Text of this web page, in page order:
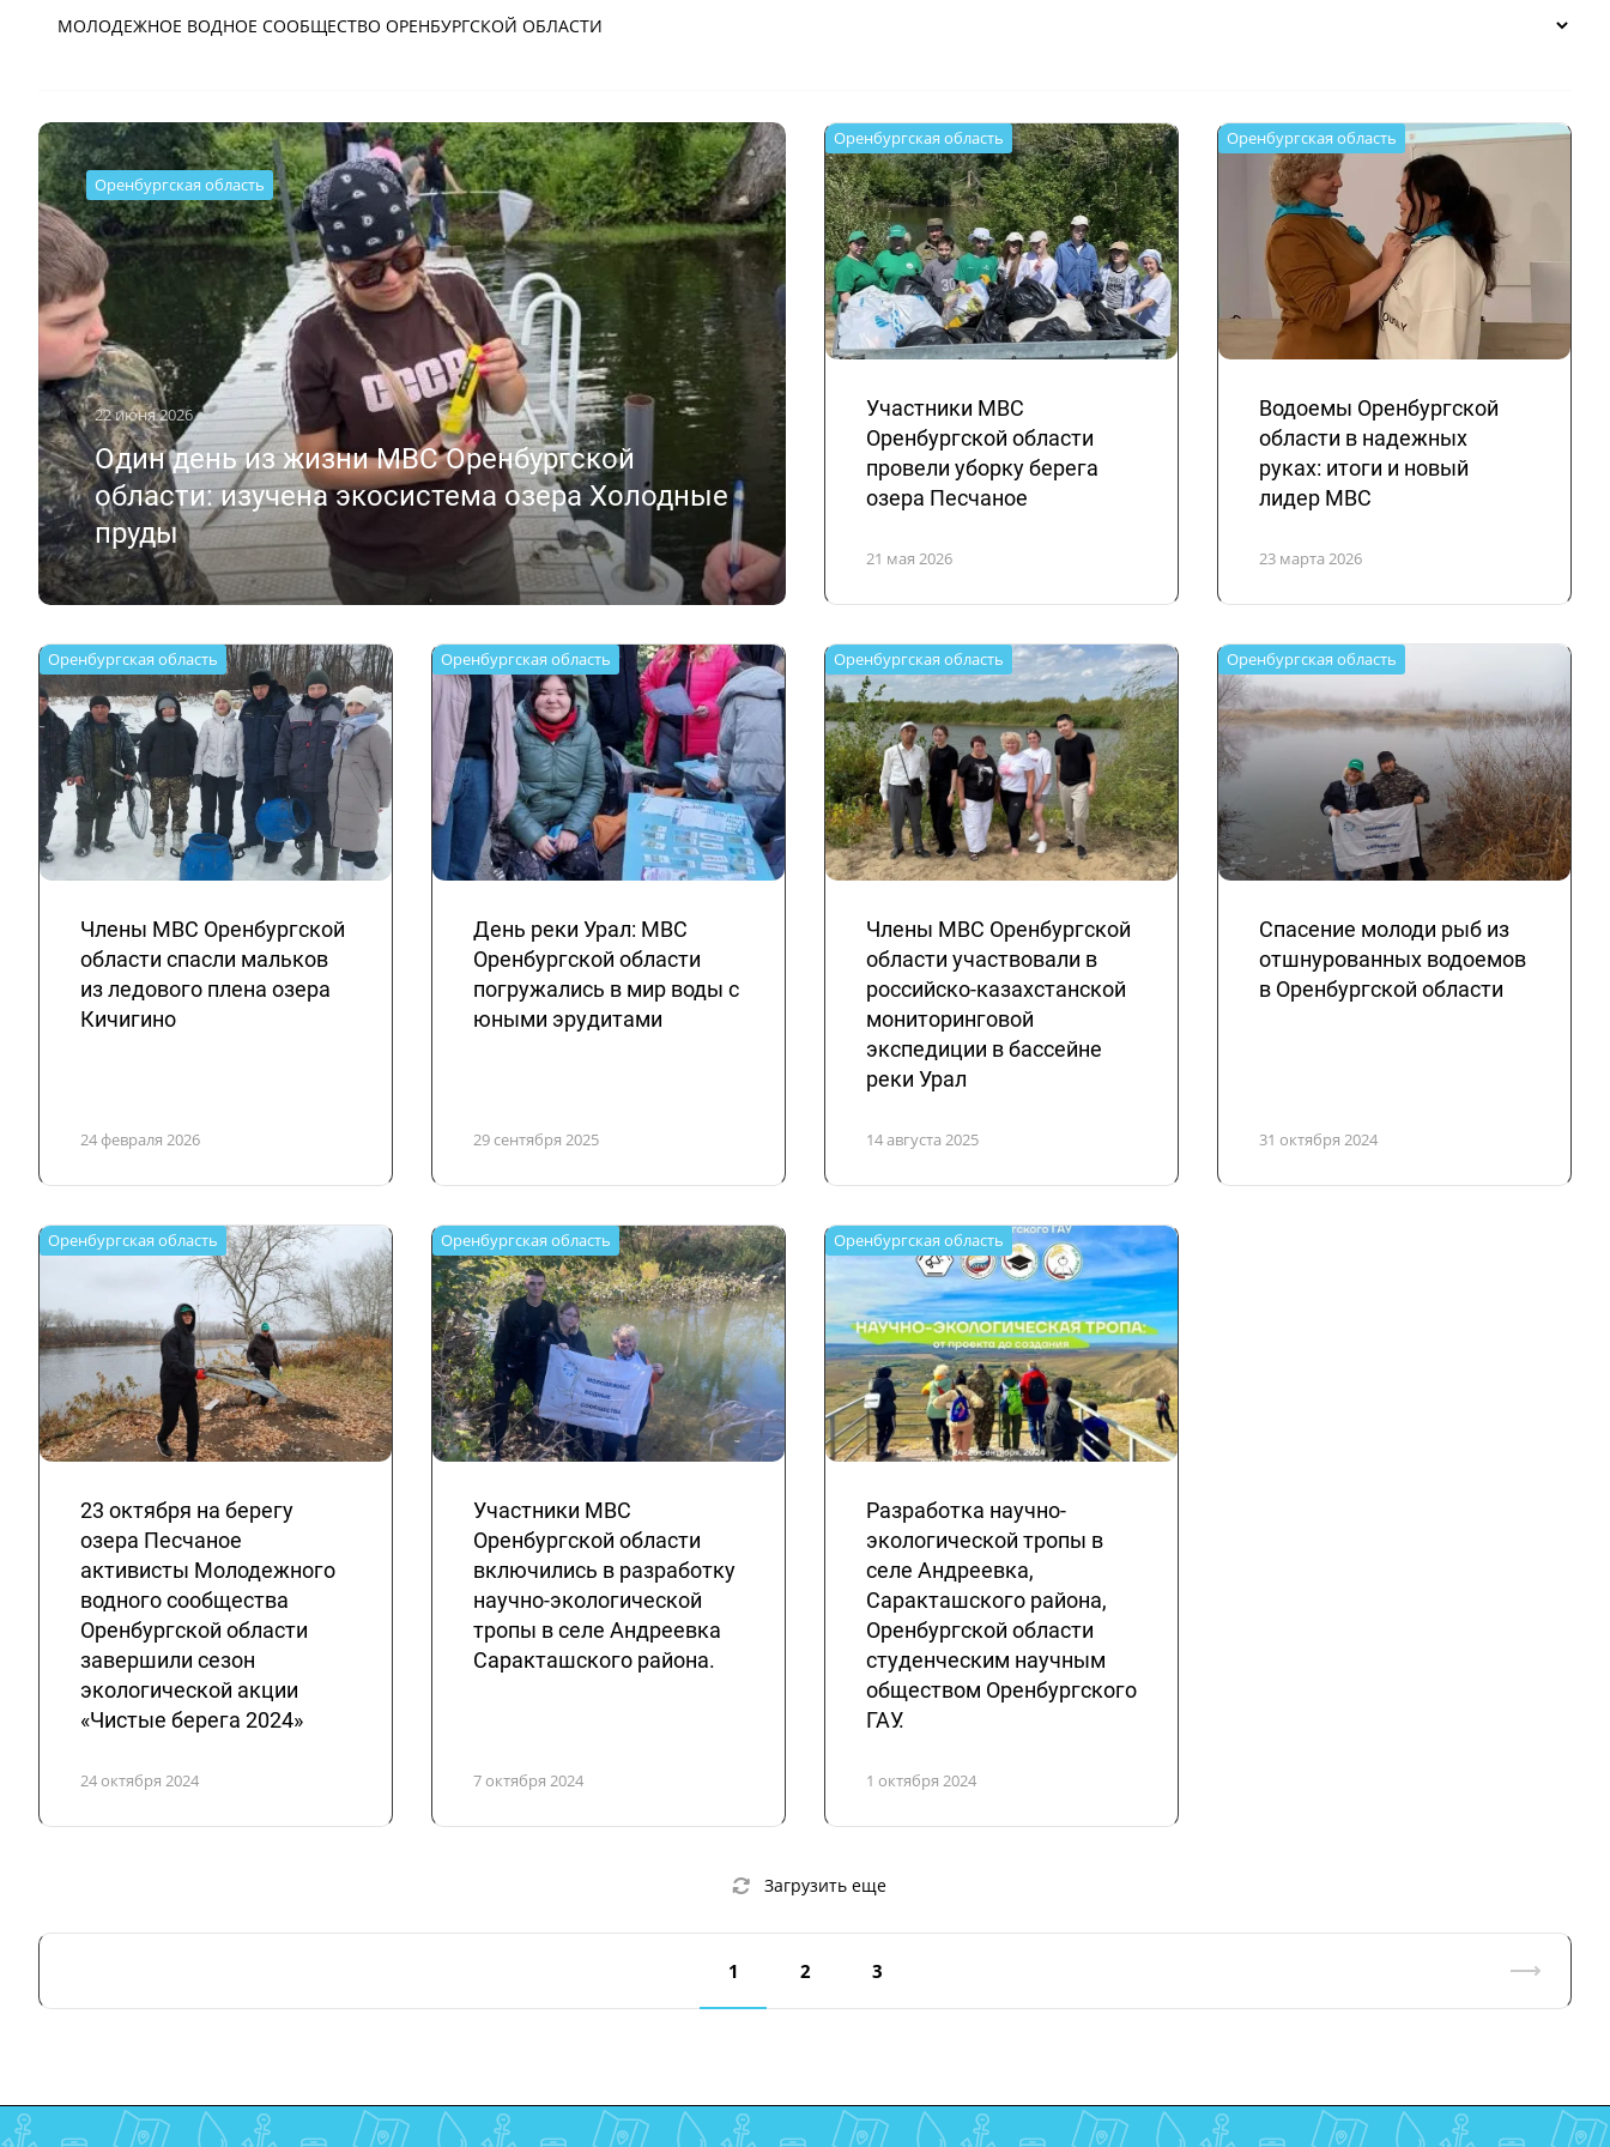
Оренбургская область
22 июня 2026
Один день из жизни МВС Оренбургской
области: изучена экосистема озера Холодные
пруды
Оренбургская область
21 мая 2026
Участники МВС
Оренбургской области
провели уборку берега
озера Песчаное
Оренбургская область
23 марта 2026
Водоемы Оренбургской
области в надежных
руках: итоги и новый
лидер МВС
Оренбургская область
24 февраля 2026
Члены МВС Оренбургской
области спасли мальков
из ледового плена озера
Кичигино
Оренбургская область
29 сентября 2025
День реки Урал: МВС
Оренбургской области
погружались в мир воды с
юными эрудитами
Оренбургская область
14 августа 2025
Члены МВС Оренбургской
области участвовали в
российско-казахстанской
мониторинговой
экспедиции в бассейне
реки Урал
Оренбургская область
31 октября 2024
Спасение молоди рыб из
отшнурованных водоемов
в Оренбургской области
Оренбургская область
24 октября 2024
23 октября на берегу
озера Песчаное
активисты Молодежного
водного сообщества
Оренбургской области
завершили сезон
экологической акции
«Чистые берега 2024»
Оренбургская область
7 октября 2024
Участники МВС
Оренбургской области
включились в разработку
научно-экологической
тропы в селе Андреевка
Саракташского района.
Оренбургская область
1 октября 2024
Разработка научно-
экологической тропы в
селе Андреевка,
Саракташского района,
Оренбургской области
студенческим научным
обществом Оренбургского
ГАУ.
Загрузить еще
1 2 3